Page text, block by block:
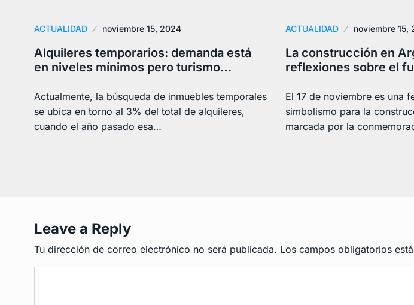
ACTUALIDAD noviembre 15, 2024
Alquileres temporarios: demanda está
en niveles mínimos pero turismo…
Actualmente, la búsqueda de inmuebles temporales
se ubica en torno al 3% del total de alquileres,
cuando el año pasado esa…
ACTUALIDAD noviembre 15,
La construcción en
reflexiones sobre el
El 17 de noviembre es una
simbolismo para la
marcada por la
Leave a Reply
Tu dirección de correo electrónico no será publicada. Los campos obligatorios